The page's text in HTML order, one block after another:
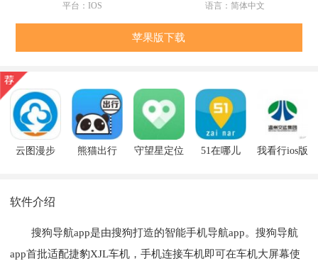
平台：
IOS 语言： 简体中文
苹果版下载
云图漫步
熊猫出行
守望星定位
51在哪儿
我看行ios版
软件介绍
搜狗导航app是由搜狗打造的智能手机导航app。搜狗导航
app首批适配捷豹XJL车机，手机连接车机即可在车机大屏幕使